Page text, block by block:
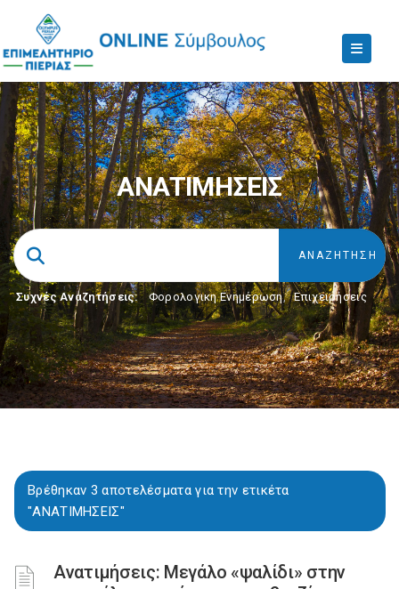
ΑΝΑΤΙΜΗΣΕΙΣ
Συχνές Αναζητήσεις: Φορολογικη Ενημέρωση, Επιχειρήσεις
Βρέθηκαν 3 αποτελέσματα για την ετικέτα
"ΑΝΑΤΙΜΗΣΕΙΣ"
Ανατιμήσεις: Μεγάλο «ψαλίδι» στην